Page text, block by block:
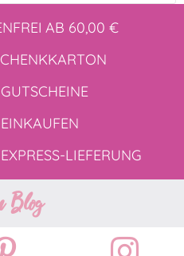
AB 60,00 €
GUTSCHEINE
EINKAUFEN
EXPRESS-LIEFERUNG
Blog